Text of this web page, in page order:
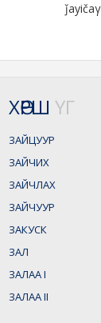
ХӨРШ ҮГ
ЗАЙЦУУР
ЗАЙЧИХ
ЗАЙЧЛАХ
ЗАЙЧУУР
ЗАКУСК
ЗАЛ
ЗАЛААI
ЗАЛААII